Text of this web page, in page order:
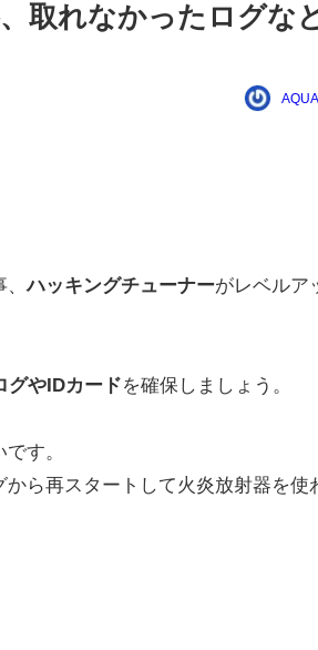
取れなかったログな
、ハッキングチューナーがレベルア
グやIDカードを確保しましょう。
す。
ら再スタートして火炎放射器を使